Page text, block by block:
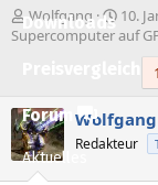
Downloads
Forum
Aktuelles
E
r
l
l
e
r
Wolfgang
E
r
l
l
t
10.
Supercomputer auf
Wolfgang
Redakteur